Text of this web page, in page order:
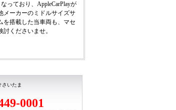
っており、AppleCarPlayが
メーカーのミドルサイズサ
を搭載した当車両も、マセ
くださいませ。
さいたま
0001